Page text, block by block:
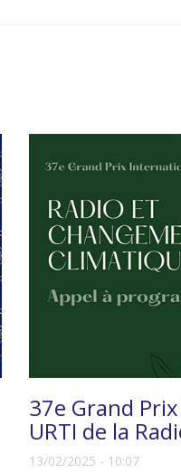
37e Grand
URTI de la
13/02/2025 - 10:07